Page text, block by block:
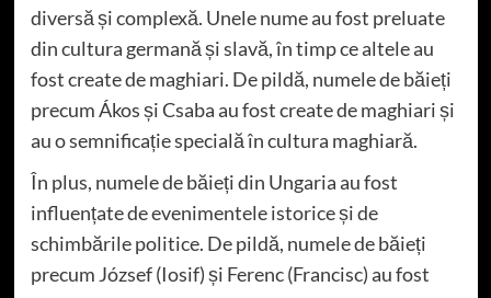
diversă și complexă. Unele nume au fost preluate
din cultura germană și slavă, în timp ce altele au
fost create de maghiari. De pildă, numele de băieți
precum Ákos și Csaba au fost create de maghiari și
au o semnificație specială în cultura maghiară.
În plus, numele de băieți din Ungaria au fost
influențate de evenimentele istorice și de
schimbările politice. De pildă, numele de băieți
precum József (Iosif) și Ferenc (Francisc) au fost